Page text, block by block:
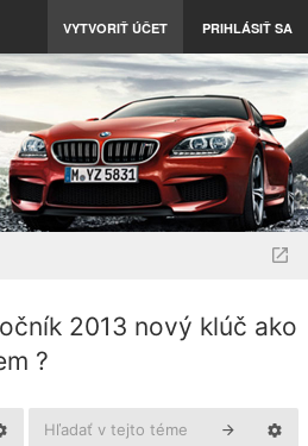
VYTVORIŤ ÚČET PRIHLÁSIŤ SA
2013 nový klúč ako
?